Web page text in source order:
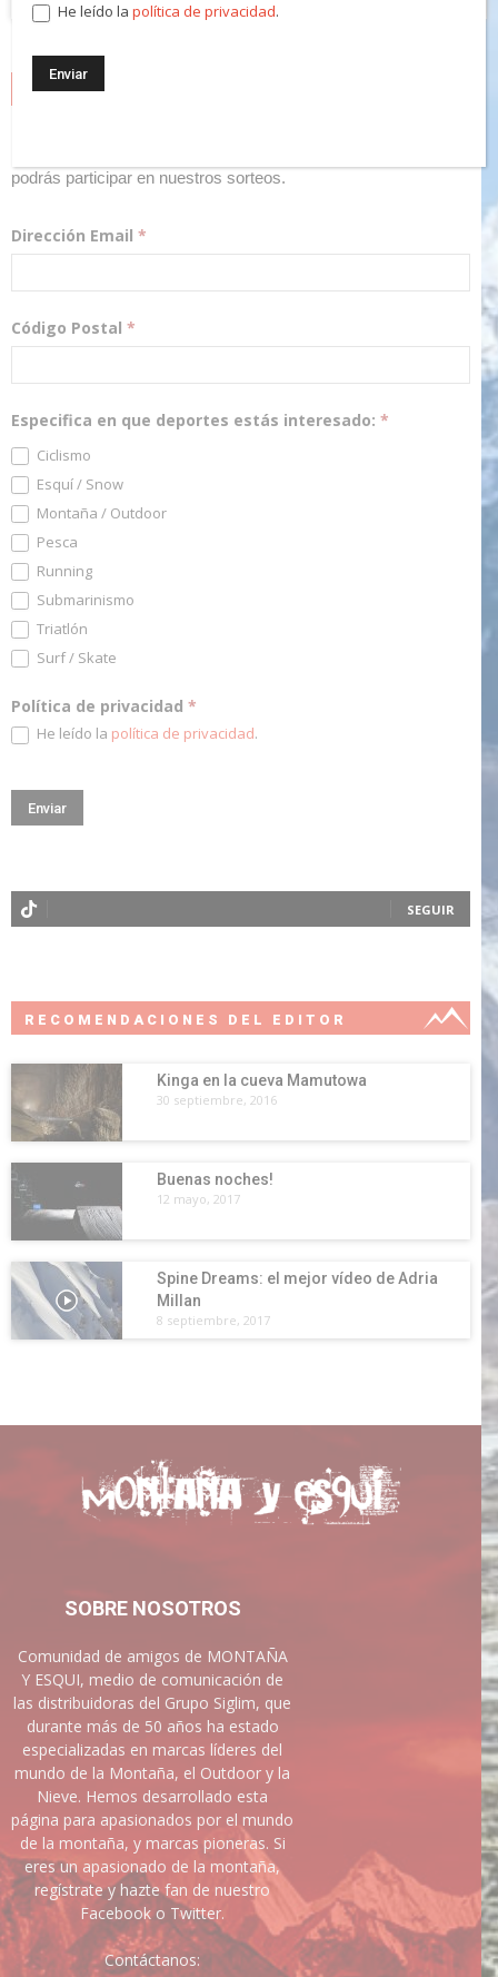
NEWSLETTER
podrás participar en nuestros sorteos.
Dirección Email *
Código Postal *
Especifica en que deportes estás interesado: *
Ciclismo
Esquí / Snow
Montaña / Outdoor
Pesca
Running
Submarinismo
Triatlón
Surf / Skate
Política de privacidad *
He leído la política de privacidad.
SEGUIR
RECOMENDACIONES DEL EDITOR
Kinga en la cueva Mamutowa
30 septiembre, 2016
Buenas noches!
12 mayo, 2017
Spine Dreams: el mejor vídeo de Adria
Millan
8 septiembre, 2017
SOBRE NOSOTROS
Comunidad de amigos de MONTAÑA
Y ESQUI, medio de comunicación de
las distribuidoras del Grupo Siglim, que
durante más de 50 años ha estado
especializadas en marcas líderes del
mundo de la Montaña, el Outdoor y la
Nieve. Hemos desarrollado esta
página para apasionados por el mundo
de la montaña, y marcas pioneras. Si
eres un apasionado de la montaña,
regístrate y hazte fan de nuestro
Facebook o Twitter.
Contáctanos:
He leído lapolítica de privacidad.